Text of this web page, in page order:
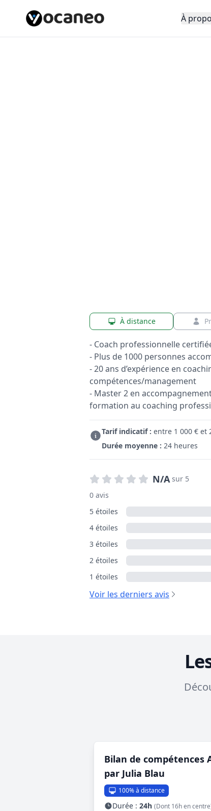
À
À distance
- Coach professionnelle
- Plus de 1000 personnes
- 20 ans d’expérience en
compétences/management
- Master 2 en
formation au coaching
Tarif indicatif : entre 1 000 € et
Durée moyenne : 24 heures
N/A sur 5
0 avis
5 étoiles
4 étoiles
3 étoiles
2 étoiles
1 étoiles
Voir les derniers avis
Bilan de compétences
par Julia Blau
100% à distance
Durée : 24h (Dont 16h en